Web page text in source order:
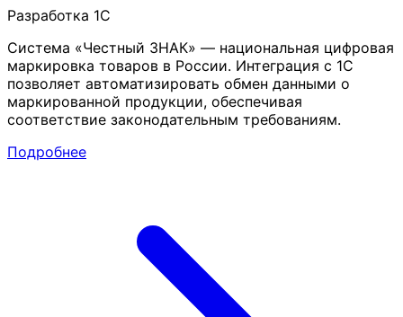
Разработка 1C
Система «Честный ЗНАК» — национальная цифровая
маркировка товаров в России. Интеграция с 1С
позволяет автоматизировать обмен данными о
маркированной продукции, обеспечивая
соответствие законодательным требованиям.
Подробнее